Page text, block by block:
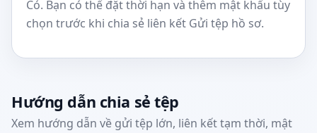
Có. Bạn có thể đặt thời hạn và thêm mật khẩu tùy
chọn trước khi chia sẻ liên kết Gửi tệp hồ sơ.
Hướng dẫn chia sẻ tệp
Xem hướng dẫn về gửi tệp lớn, liên kết tạm thời, mật